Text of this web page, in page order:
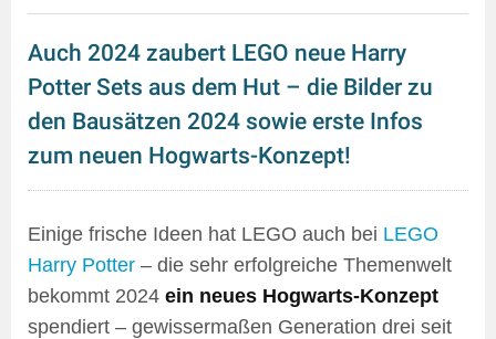
Auch 2024 zaubert LEGO neue Harry
Potter Sets aus dem Hut – die Bilder zu
den Bausätzen 2024 sowie erste Infos
zum neuen Hogwarts-Konzept!
Einige frische Ideen hat LEGO auch bei LEGO
Harry Potter – die sehr erfolgreiche Themenwelt
bekommt 2024 ein neues Hogwarts-Konzept
spendiert – gewissermaßen Generation drei seit